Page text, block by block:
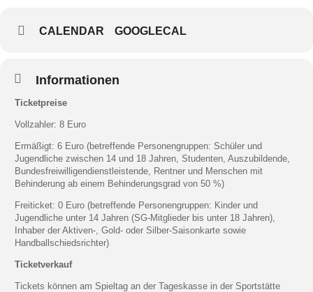
CALENDAR GOOGLECAL
Informationen
Ticketpreise
Vollzahler: 8 Euro
Ermäßigt: 6 Euro (betreffende Personengruppen: Schüler und
Jugendliche zwischen 14 und 18 Jahren, Studenten, Auszubildende,
Bundesfreiwilligendienstleistende, Rentner und Menschen mit
Behinderung ab einem Behinderungsgrad von 50 %)
Freiticket: 0 Euro (betreffende Personengruppen: Kinder und
Jugendliche unter 14 Jahren (SG-Mitglieder bis unter 18 Jahren),
Inhaber der Aktiven-, Gold- oder Silber-Saisonkarte sowie
Handballschiedsrichter)
Ticketverkauf
Tickets können am Spieltag an der Tageskasse in der Sportstätte